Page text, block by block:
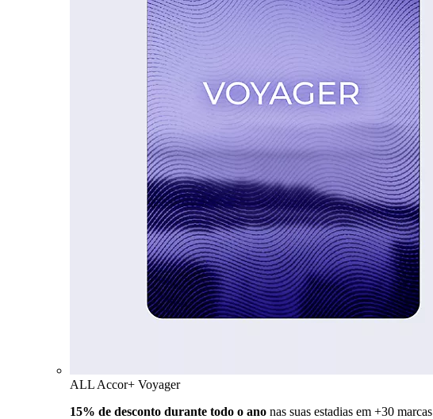
ALL Accor+ Voyager
15% de desconto durante todo o ano nas suas estadias em +30 marcas